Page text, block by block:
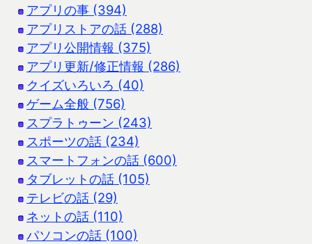
アプリの事 (394)
アプリストアの話 (288)
アプリ公開情報 (375)
アプリ更新/修正情報 (286)
クイズいろいろ (40)
ゲーム全般 (756)
スプラトゥーン (243)
スポーツの話 (234)
スマートフォンの話 (600)
タブレットの話 (105)
テレビの話 (29)
ネットの話 (110)
パソコンの話 (100)